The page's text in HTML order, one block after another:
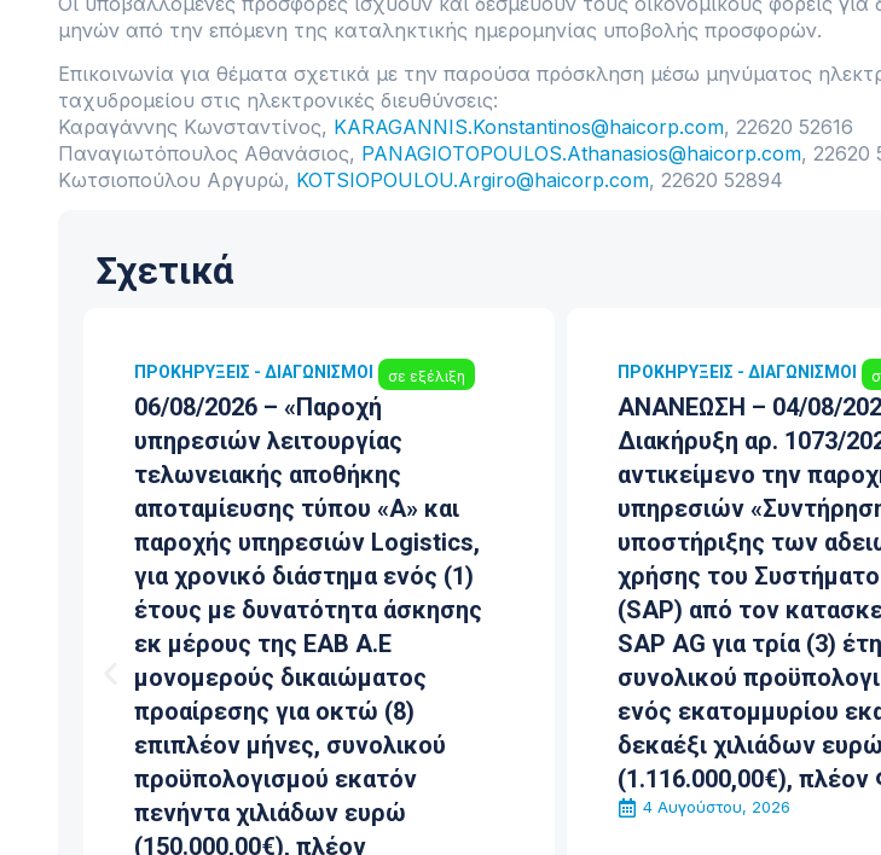
μηνών από την επόμενη της καταληκτικής ημερομηνίας υποβολής προσφορών.
Επικοινωνία για θέματα σχετικά με την παρούσα πρόσκληση μέσω μηνύματος
ταχυδρομείου στις ηλεκτρονικές διευθύνσεις:
Καραγάννης Κωνσταντίνος, KARAGANNIS.Konstantinos@haicorp.com, 22620 52616
Παναγιωτόπουλος Αθανάσιος, PANAGIOTOPOULOS.Athanasios@haicorp.com, 22620
Κωτσιοπούλου Αργυρώ, KOTSIOPOULOU.Argiro@haicorp.com, 22620 52894
Σχετικά
- ΔΙΑΓΩΝΙΣΜΟΊ σε εξέλιξη
2026 – «Παροχή
λειτουργίας
αποθήκης
τύπου «Α» και
υπηρεσιών Logistics,
διάστημα ενός (1)
με δυνατότητα άσκησης
της ΕΑΒ Α.Ε
δικαιώματος
για οκτώ (8)
μήνες, συνολικού
εκατόν
χιλιάδων ευρώ
πλέον
ΠΡΟΚΗΡΎΞΕΙΣ - ΔΙΑΓΩΝΙΣΜΟΊ σε εξέλιξη
ΑΝΑΝΕΩΣΗ – 04/08/2026 –
Διακήρυξη αρ. 1073/2026 με
αντικείμενο την παροχή
υπηρεσιών «Συντήρησης και
υποστήριξης των αδειών
χρήσης του Συστήματος ΟΠΣ
(SAP) από τον κατασκευαστή
SAP AG για τρία (3) έτη,
συνολικού προϋπολογισμού
ενός εκατομμυρίου εκατόν
δεκαέξι χιλιάδων ευρώ
(1.116.000,00€), πλέον Φ.Π.Α.»